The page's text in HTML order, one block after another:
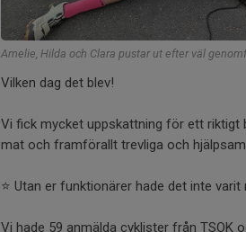
Amelie, Hilda och Clara pustar ut efter väl
Vilken dag det blev!
Vi fick mycket uppskattning för ett riktigt
mat och framförallt trevliga och
⭐️ Utan er funktionärer hade det inte
Vi hade 59 anmälda cyklister från TSOK